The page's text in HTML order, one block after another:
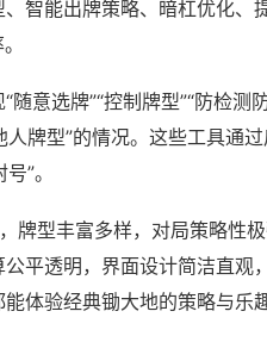
智能出牌策略、暗杠优化、
意选牌”“控制牌型”“防检测
牌型”的情况。这些工具通
”。
牌型丰富多样，对局策略性
平透明，界面设计简洁直观
体验经典锄大地的策略与乐